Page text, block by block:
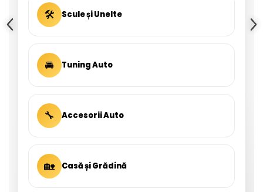
🛠 Scule și Unelte
🚘 Tuning Auto
🔧 Accesorii Auto
🏡 Casă și Grădină